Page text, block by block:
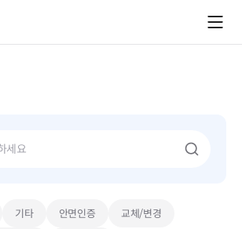
기타 안면인증 교체/변경